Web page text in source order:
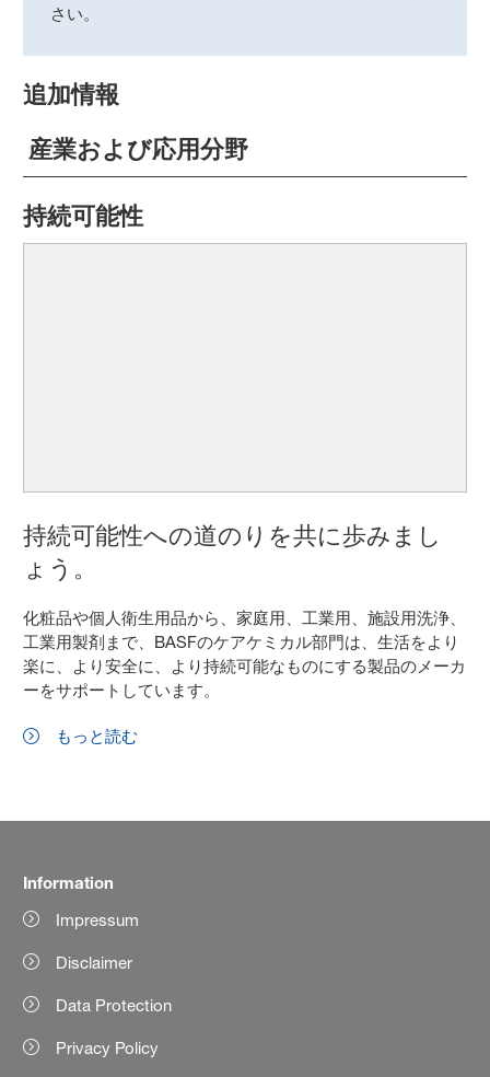
さい。
追加情報
産業および応用分野
持続可能性
持続可能性への道のりを共に歩みまし
ょう。
化粧品や個人衛生用品から、家庭用、工業用、施設用洗浄、
工業用製剤まで、BASFのケアケミカル部門は、生活をより
楽に、より安全に、より持続可能なものにする製品のメーカ
ーをサポートしています。
もっと読む
Information
Impressum
Disclaimer
Data Protection
Privacy Policy